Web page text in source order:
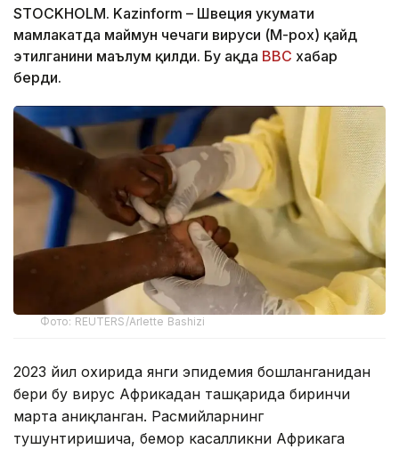
STOCKHOLM. Kazinform – Швеция ҳукумати
мамлакатда маймун чечаги вируси (M-pox) қайд
этилганини маълум қилди. Бу ҳақда BBC хабар
берди.
Фото: REUTERS/Arlette Bashizi
2023 йил охирида янги эпидемия бошланганидан
бери бу вирус Африкадан ташқарида биринчи
марта аниқланган. Расмийларнинг
тушунтиришича, бемор касалликни Африкага